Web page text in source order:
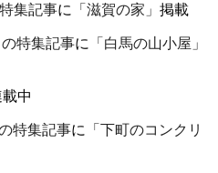
特集記事に 「滋賀の家」 掲載
の特集記事に
「白馬の山小屋」
中
特集記事に
「下町のコンクリ